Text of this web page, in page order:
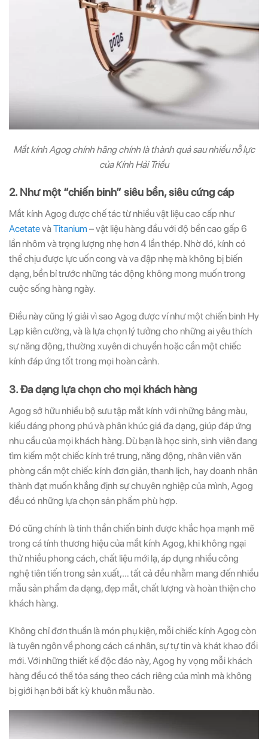
Mắt kính Agog chính hãng chính là thành quả sau nhiều nỗ lực
của Kính Hải Triều
2. Như một “chiến binh” siêu bền, siêu cứng cáp
Mắt kính Agog được chế tác từ nhiều vật liệu cao cấp như
AcetatevàTitanium – vật liệu hàng đầu với độ bền cao gấp 6
lần nhôm và trọng lượng nhẹ hơn 4 lần thép. Nhờ đó, kính có
thể chịu được lực uốn cong và va đập nhẹ mà không bị biến
dạng, bền bỉ trước những tác động không mong muốn trong
cuộc sống hàng ngày.
Điều này cũng lý giải vì sao Agog được ví như một chiến binh Hy
Lạp kiên cường, và là lựa chọn lý tưởng cho những ai yêu thích
sự năng động, thường xuyên di chuyển hoặc cần một chiếc
kính đáp ứng tốt trong mọi hoàn cảnh.
3. Đa dạng lựa chọn cho mọi khách hàng
Agog sở hữu nhiều bộ sưu tập mắt kính với những bảng màu,
kiểu dáng phong phú và phân khúc giá đa dạng, giúp đáp ứng
nhu cầu của mọi khách hàng. Dù bạn là học sinh, sinh viên đang
tìm kiếm một chiếc kính trẻ trung, năng động, nhân viên văn
phòng cần một chiếc kính đơn giản, thanh lịch, hay doanh nhân
thành đạt muốn khẳng định sự chuyên nghiệp của mình, Agog
đều có những lựa chọn sản phẩm phù hợp.
Đó cũng chính là tinh thần chiến binh được khắc họa mạnh mẽ
trong cá tính thương hiệu của mắt kính Agog, khi không ngại
thử nhiều phong cách, chất liệu mới lạ, áp dụng nhiều công
nghệ tiên tiến trong sản xuất,… tất cả đều nhằm mang đến nhiều
mẫu sản phẩm đa dạng, đẹp mắt, chất lượng và hoàn thiện cho
khách hàng.
Không chỉ đơn thuần là món phụ kiện, mỗi chiếc kính Agog còn
là tuyên ngôn về phong cách cá nhân, sự tự tin và khát khao đổi
mới. Với những thiết kế độc đáo này, Agog hy vọng mỗi khách
hàng đều có thể tỏa sáng theo cách riêng của mình mà không
bị giới hạn bởi bất kỳ khuôn mẫu nào.